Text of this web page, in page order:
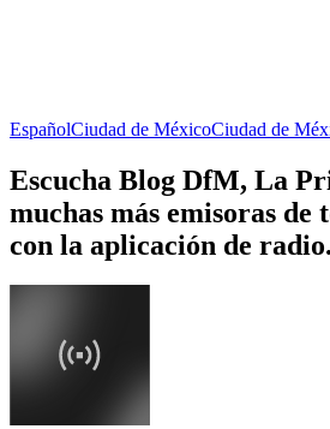
EspañolCiudad de MéxicoCiudad de
Escucha Blog DfM, La
muchas más emisoras de
con la aplicación de